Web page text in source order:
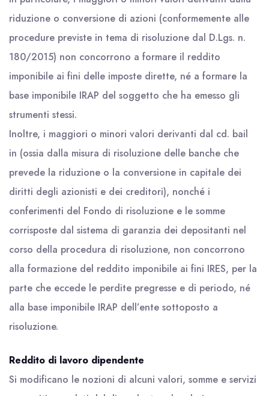
riduzione o conversione di azioni (conformemente alle
procedure previste in tema di risoluzione dal D.Lgs. n.
180/2015) non concorrono a formare il reddito
imponibile ai fini delle imposte dirette, né a formare la
base imponibile IRAP del soggetto che ha emesso gli
strumenti stessi.
Inoltre, i maggiori o minori valori derivanti dal cd. bail
in (ossia dalla misura di risoluzione delle banche che
prevede la riduzione o la conversione in capitale dei
diritti degli azionisti e dei creditori), nonché i
conferimenti del Fondo di risoluzione e le somme
corrisposte dal sistema di garanzia dei depositanti nel
corso della procedura di risoluzione, non concorrono
alla formazione del reddito imponibile ai fini IRES, per la
parte che eccede le perdite pregresse e di periodo, né
alla base imponibile IRAP dell’ente sottoposto a
risoluzione.
Reddito di lavoro dipendente
Si modificano le nozioni di alcuni valori, somme e servizi